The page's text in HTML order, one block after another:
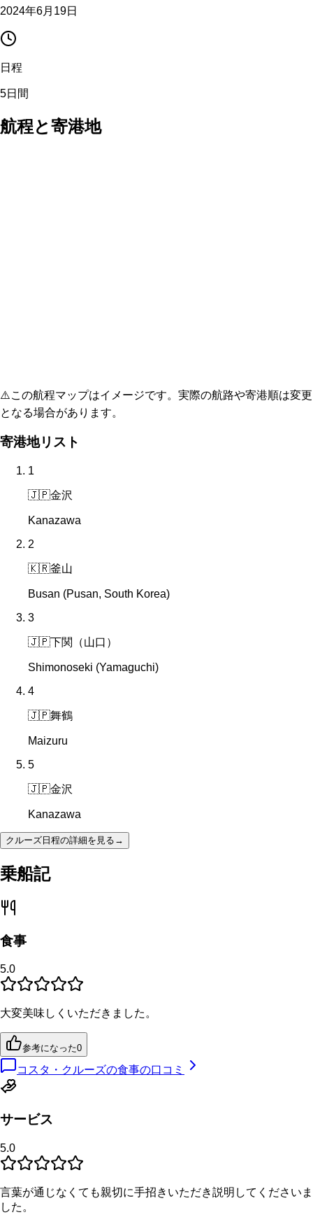
2024年6月19日
日程
5日間
航程と寄港地
⚠️この航程マップはイメージです。実際の航路や寄港順は変更
となる場合があります。
寄港地リスト
1
🇯🇵金沢
Kanazawa
2
🇰🇷釜山
Busan (Pusan, South Korea)
3
🇯🇵下関（山口）
Shimonoseki (Yamaguchi)
4
🇯🇵舞鶴
Maizuru
5
🇯🇵金沢
Kanazawa
クルーズ日程の詳細を見る →
乗船記
食事
5.0
大変美味しくいただきました。
参考になった0
コスタ・クルーズの食事の口コミ
サービス
5.0
言葉が通じなくても親切に手招きいただき説明してくださいま
した。